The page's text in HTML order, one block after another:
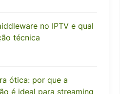
no IPTV e qual
técnica
ótica: por que a
é ideal para streaming